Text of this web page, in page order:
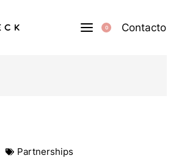
0 Contacto
Partnerships